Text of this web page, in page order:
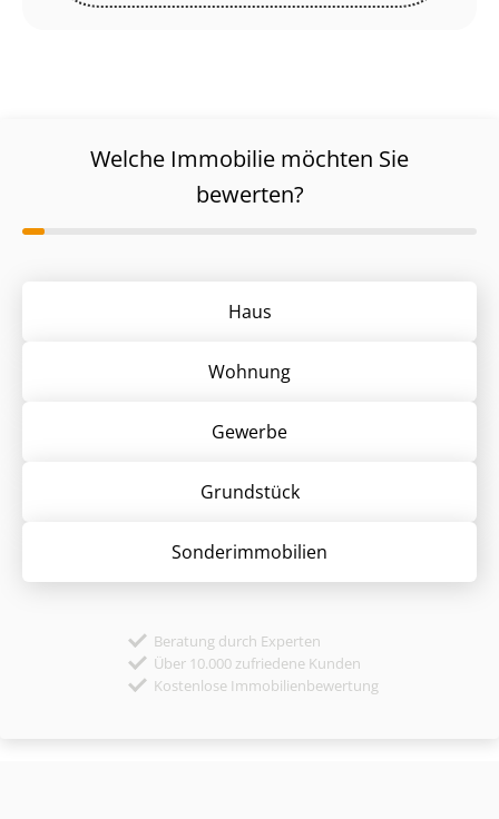
Welche Immobilie möchten Sie
bewerten?
Haus
Wohnung
Gewerbe
Grund­stück
Sonder­immobilien
Beratung durch Experten
Über 10.000 zufriedene Kunden
Kostenlose Immobilienbewertung